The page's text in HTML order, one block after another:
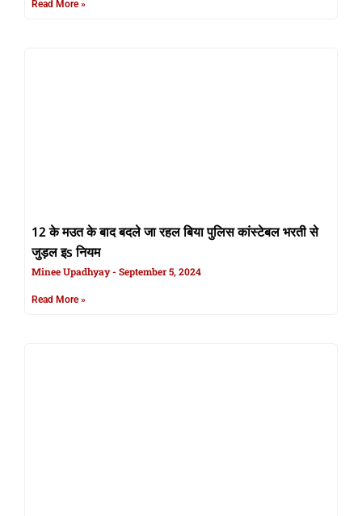
Read More »
12 के मउत के बाद बदले जा रहल बिया पुलिस कांस्टेबल भरती से
जुड़ल इs नियम
Minee Upadhyay September 5, 2024
Read More »